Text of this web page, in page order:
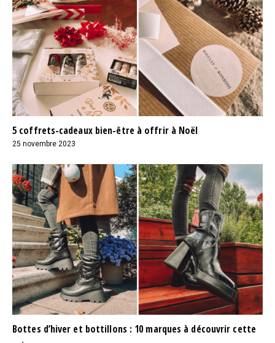
5 coffrets-cadeaux bien-être à offrir à Noël
25 novembre 2023
Bottes d’hiver et bottillons : 10 marques à découvrir cette